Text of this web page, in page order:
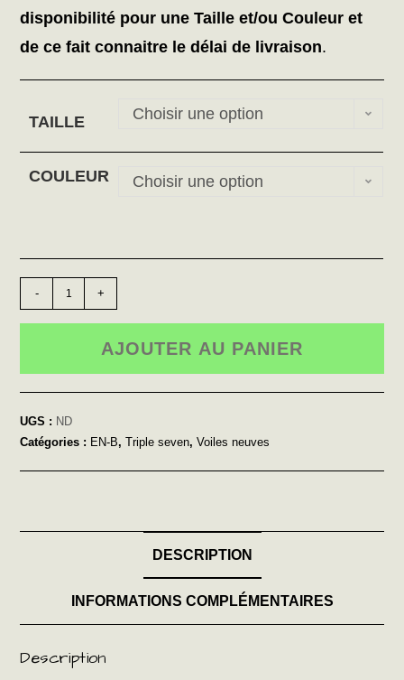
disponibilité pour une Taille et/ou Couleur et
de ce fait connaitre le délai de livraison.
TAILLE Choisir une option
COULEUR Choisir une option
- +
AJOUTER AU PANIER
UGS : ND
Catégories : EN-B,Triple seven,Voiles neuves
DESCRIPTION
INFORMATIONS COMPLÉMENTAIRES
Description